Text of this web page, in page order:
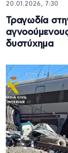
20.01.2026, 7:30
Τραγωδία
δυστύχημα